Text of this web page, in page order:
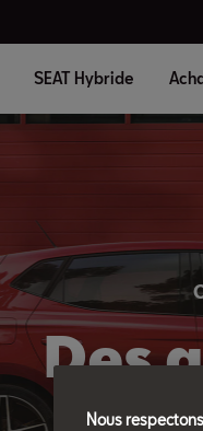
SEAT Hybride
Des
Nous